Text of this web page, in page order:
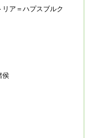
ア＝ハプスブルク
侯